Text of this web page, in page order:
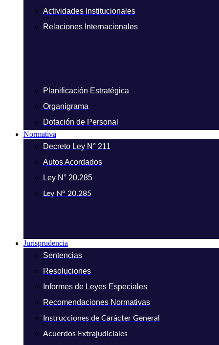
Actividades Institucionales
Relaciones Internacionales
Planificación Estratégica
Organigrama
Dotación de Personal
Normativa
Decreto Ley N° 211
Autos Acordados
Ley N° 20.285
Ley N° 20.285
Jurisprudencia
Sentencias
Resoluciones
Informes de Leyes Especiales
Recomendaciones Normativas
Instrucciones de Carácter General
Acuerdos Extrajudiciales